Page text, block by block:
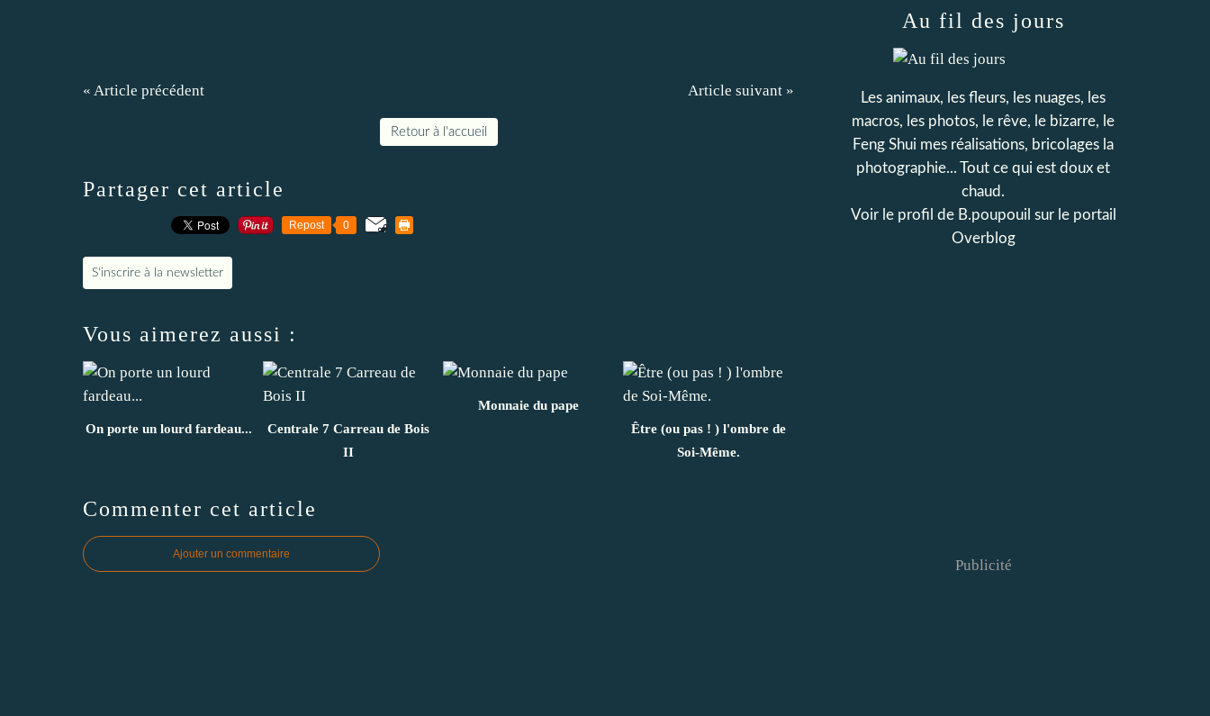
« Article précédent Article suivant »
Retour à l'accueil
Partager cet article
Repost 0
S'inscrire à la newsletter
Vous aimerez aussi :
On porte un lourd fardeau...
Centrale 7 Carreau de Bois
II
Monnaie du pape
Être (ou pas ! ) l'ombre de
Soi-Même.
Commenter cet article
Ajouter un commentaire
Au fil des jours
Les animaux, les fleurs, les nuages, les
macros, les photos, le rêve, le bizarre, le
Feng Shui mes réalisations, bricolages la
photographie... Tout ce qui est doux et
chaud.
Voir le profil de B.poupouil sur le portail
Overblog
Publicité